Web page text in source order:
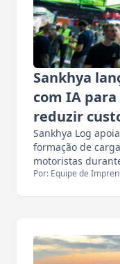
Sankhya
com IA
reduzir
Sankhya Log
formação de
motoristas
Por: Equipe de